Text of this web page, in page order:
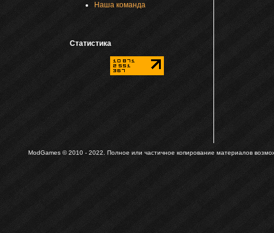
Наша команда
Статистика
ModGames © 2010 - 2022. Полное или частичное копирование материалов